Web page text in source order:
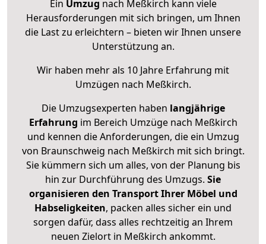
Ein Umzug nach Meßkirch kann viele
Herausforderungen mit sich bringen, um Ihnen
die Last zu erleichtern – bieten wir Ihnen unsere
Unterstützung an.
Wir haben mehr als 10 Jahre Erfahrung mit
Umzügen nach Meßkirch.
Die Umzugsexperten haben langjährige
Erfahrung im Bereich Umzüge nach Meßkirch
und kennen die Anforderungen, die ein Umzug
von Braunschweig nach Meßkirch mit sich bringt.
Sie kümmern sich um alles, von der Planung bis
hin zur Durchführung des Umzugs. Sie
organisieren den Transport Ihrer Möbel und
Habseligkeiten, packen alles sicher ein und
sorgen dafür, dass alles rechtzeitig an Ihrem
neuen Zielort in Meßkirch ankommt.